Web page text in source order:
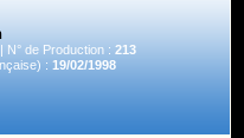
| N° de Production :213
:19/02/1998